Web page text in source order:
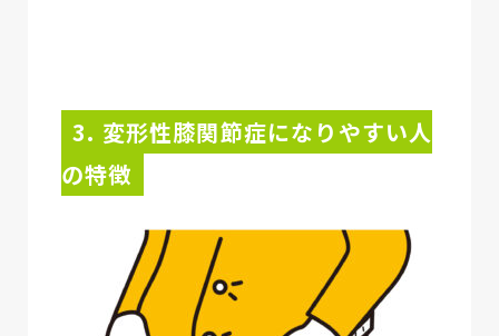
3. 変形性膝関節症になりやすい人
の特徴